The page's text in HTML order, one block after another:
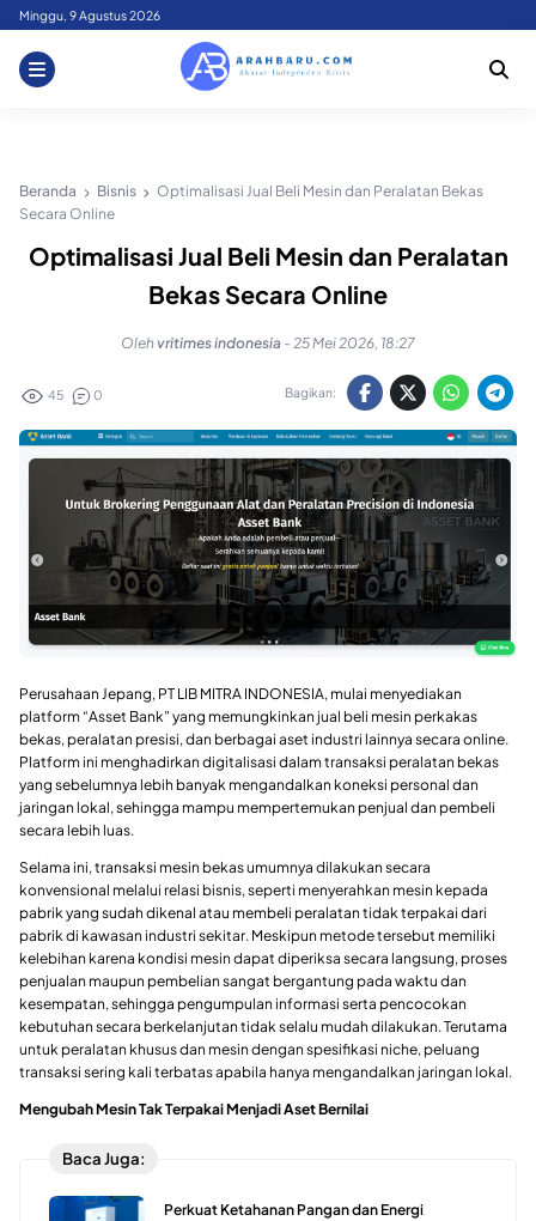
Skip
content
Minggu, 9 Agustus 2026
Beranda Bisnis
Optimalisasi Jual Beli Mesin dan Peralatan Bekas
Secara Online
Optimalisasi Jual Beli Mesin dan Peralatan
Bekas Secara Online
Oleh vritimes indonesia - 25 Mei 2026, 18:27
45 0 Bagikan:
Perusahaan Jepang, PT LIB MITRA INDONESIA, mulai menyediakan
platform “Asset Bank” yang memungkinkan jual beli mesin perkakas
bekas, peralatan presisi, dan berbagai aset industri lainnya secara online.
Platform ini menghadirkan digitalisasi dalam transaksi peralatan bekas
yang sebelumnya lebih banyak mengandalkan koneksi personal dan
jaringan lokal, sehingga mampu mempertemukan penjual dan pembeli
secara lebih luas.
Selama ini, transaksi mesin bekas umumnya dilakukan secara
konvensional melalui relasi bisnis, seperti menyerahkan mesin kepada
pabrik yang sudah dikenal atau membeli peralatan tidak terpakai dari
pabrik di kawasan industri sekitar. Meskipun metode tersebut memiliki
kelebihan karena kondisi mesin dapat diperiksa secara langsung, proses
penjualan maupun pembelian sangat bergantung pada waktu dan
kesempatan, sehingga pengumpulan informasi serta pencocokan
kebutuhan secara berkelanjutan tidak selalu mudah dilakukan. Terutama
untuk peralatan khusus dan mesin dengan spesifikasi niche, peluang
transaksi sering kali terbatas apabila hanya mengandalkan jaringan lokal.
Mengubah Mesin Tak Terpakai Menjadi Aset Bernilai
Baca Juga:
Perkuat Ketahanan Pangan dan Energi